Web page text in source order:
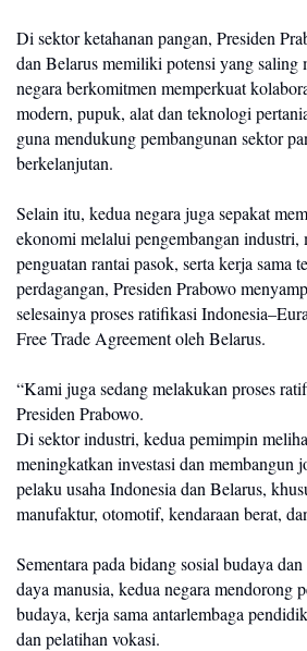
Di sektor ketahanan pangan, Presiden
dan Belarus memiliki potensi yang saling
negara berkomitmen memperkuat
modern, pupuk, alat dan teknologi
guna mendukung pembangunan sektor
berkelanjutan.
Selain itu, kedua negara juga sepakat
ekonomi melalui pengembangan industri,
penguatan rantai pasok, serta kerja sama
perdagangan, Presiden Prabowo
selesainya proses ratifikasi
Free Trade Agreement oleh Belarus.
“Kami juga sedang melakukan proses
Presiden Prabowo.
Di sektor industri, kedua pemimpin
meningkatkan investasi dan membangun
pelaku usaha Indonesia dan Belarus,
manufaktur, otomotif, kendaraan berat,
Sementara pada bidang sosial budaya
daya manusia, kedua negara mendorong
budaya, kerja sama antarlembaga
dan pelatihan vokasi.